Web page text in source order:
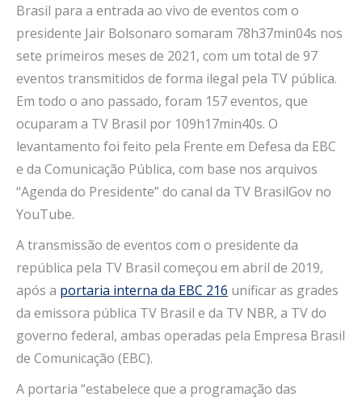
Brasil para a entrada ao vivo de eventos com o
presidente Jair Bolsonaro somaram 78h37min04s nos
sete primeiros meses de 2021, com um total de 97
eventos transmitidos de forma ilegal pela TV pública.
Em todo o ano passado, foram 157 eventos, que
ocuparam a TV Brasil por 109h17min40s. O
levantamento foi feito pela Frente em Defesa da EBC
e da Comunicação Pública, com base nos arquivos
“Agenda do Presidente” do canal da TV BrasilGov no
YouTube.
A transmissão de eventos com o presidente da
república pela TV Brasil começou em abril de 2019,
após a portaria interna da EBC 216 unificar as grades
da emissora pública TV Brasil e da TV NBR, a TV do
governo federal, ambas operadas pela Empresa Brasil
de Comunicação (EBC).
A portaria “estabelece que a programação das